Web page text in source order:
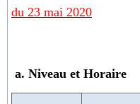
du 23 mai 2020
a. Niveau et Horaire